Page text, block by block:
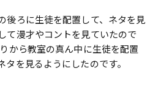
後ろに生徒を配置して、ネタを見
て漫才やコントを見ていたので
から教室の真ん中に生徒を配置
タを見るようにしたのです。